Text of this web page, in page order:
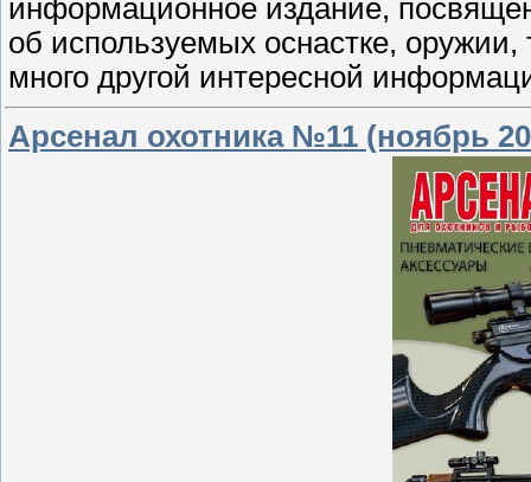
информационное издание,
об используемых оснастке, оружии,
много другой интересной
Арсенал охотника №11 (ноябрь